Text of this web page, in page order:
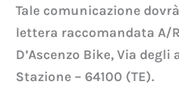
Tale comunicazione
lettera raccomandata A/
D’Ascenzo Bike, Via
Stazione – 64100 (TE).